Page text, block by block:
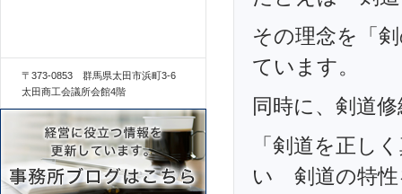
その理念を「
ています。
同時に、剣道
「剣道を正し
い 剣道の特性
〒373-0853 群馬県太田市浜町3-6
太田商工会議所会館4階